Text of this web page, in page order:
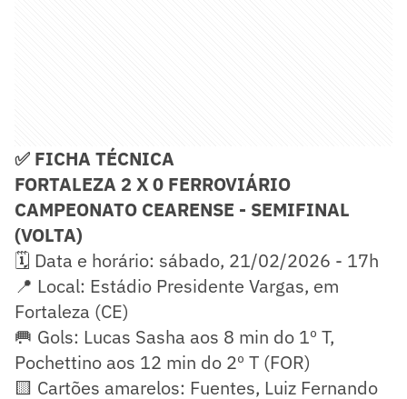
✅ FICHA TÉCNICA
FORTALEZA 2 X 0 FERROVIÁRIO
CAMPEONATO CEARENSE - SEMIFINAL
(VOLTA)
🗓️ Data e horário: sábado, 21/02/2026 - 17h
📍 Local: Estádio Presidente Vargas, em
Fortaleza (CE)
🥅 Gols: Lucas Sasha aos 8 min do 1º T,
Pochettino aos 12 min do 2º T (FOR)
🟨 Cartões amarelos: Fuentes, Luiz Fernando